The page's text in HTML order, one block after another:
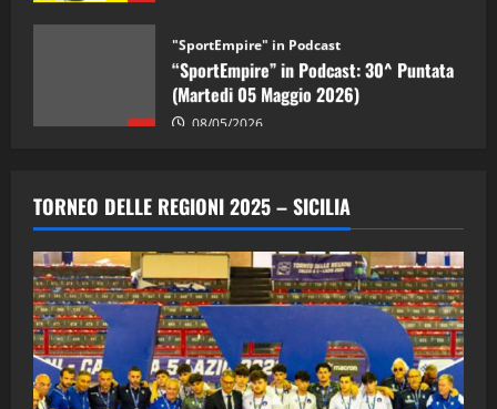
“SportEmpire” in Podcast: 30^ Puntata
(Martedi 05 Maggio 2026)
08/05/2026
2
“SportEmpire” in Podcast: 29^ Puntata
(Martedi 28 Aprile 2026)
28/04/2026
3
"SportEmpire" in Podcast
“SportEmpire” in Podcast: 28^ Puntata
(Martedi 21 Aprile 2026)
21/04/2026
TORNEO DELLE REGIONI 2025 – SICILIA